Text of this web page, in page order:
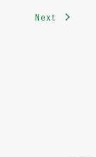
Next